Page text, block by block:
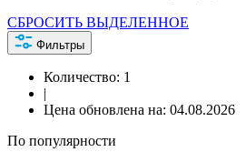
СБРОСИТЬ ВЫДЕЛЕННОЕ
Фильтры
Количество: 1
|
Цена обновлена на: 04.08.2026
По популярности